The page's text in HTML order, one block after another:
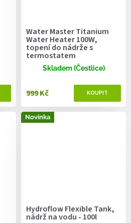
Water Master Titanium
Water Heater 100W,
topení do nádrže s
termostatem
Skladem (Čestlice)
999 Kč
Novinka
Hydroflow Flexible Tank,
nádrž na vodu - 100l